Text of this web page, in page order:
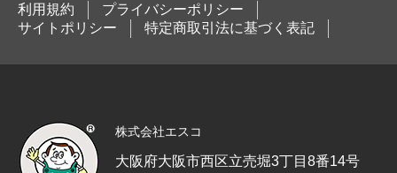
利用規約
プライバシーポリシー
サイトポリシー
特定商取引法に基づく表記
株式会社エスコ
大阪府大阪市西区立売堀3丁目8番14号